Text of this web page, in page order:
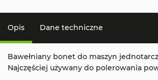
Opis Dane techniczne
Bawełniany bonet do maszyn
Najczęściej używany do polerowania